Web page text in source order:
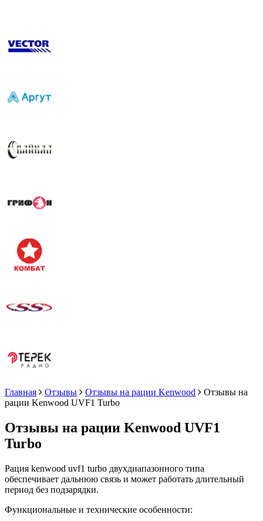
Главная Отзывы Отзывы на рации Kenwood
Отзывы на
рации Kenwood UVF1 Turbo
Отзывы на рации Kenwood UVF1
Turbo
Рация kenwood uvf1 turbo двухдиапазонного типа
обеспечивает дальнюю связь и может работать длительный
период без подзарядки.
Функциональные и технические особенности: